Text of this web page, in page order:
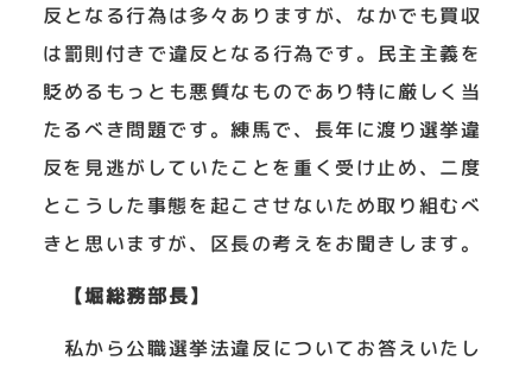
反となる行為は多々ありますが、なかでも買収
は罰則付きで違反となる行為です。民主主義を
貶めるもっとも悪質なものであり特に厳しく当
たるべき問題です。練馬で、長年に渡り選挙違
反を見逃がしていたことを重く受け止め、二度
とこうした事態を起こさせないため取り組むべ
きと思いますが、区長の考えをお聞きします。
【堀総務部長】
私から公職選挙法違反についてお答えいたし